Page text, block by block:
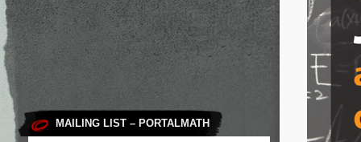
MAILING LIST – PORTALMATH